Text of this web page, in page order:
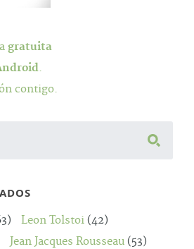
gratuita
.
contigo.
Leon Tolstoi (42)
Jean Jacques Rousseau (53)